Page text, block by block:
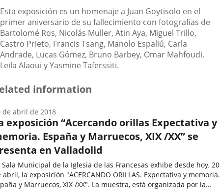
Descripción
Esta exposición es un homenaje a Juan Goytisolo en el
primer aniversario de su fallecimiento con fotografías de
Bartolomé Ros, Nicolás Muller, Atin Aya, Miguel Trillo,
Castro Prieto, Francis Tsang, Manolo Espaliú, Carla
Andrade, Lucas Gómez, Bruno Barbey, Omar Mahfoudi,
Leila Alaoui y Yasmine Taferssiti.
information
exposición “Acercando orillas Expectativa y
España y Marruecos, XIX /XX” se
en Valladolid
Sala Municipal de la Iglesia de las Francesas exhibe desde hoy, 20
abril, la exposición "ACERCANDO ORILLAS. Expectativa y memoria.
y Marruecos, XIX /XX". La muestra, está organizada por la
de abril de 2018